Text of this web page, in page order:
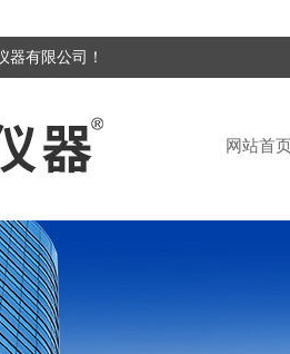
器有限公司！
网站首